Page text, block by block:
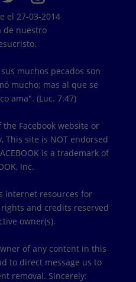
el 27-03-2014
de nuestro
muchos pecados son
mucho; mas al que se
ama". (Luc. 7:47)
Facebook website or
This site is NOT endorsed
is a trademark of
Inc.
internet resources for
and credits reserved
owner(s).
of any content in this
to direct message us to
removal. Sincerely: